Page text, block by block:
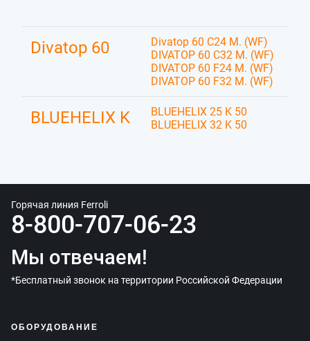
Divatop 60
Divatop 60 C24 M. (WF)
DIVATOP 60 C32 M. (WF)
DIVATOP 60 F24 M. (WF)
DIVATOP 60 F32 M. (WF)
BLUEHELIX K
BLUEHELIX 25 K 50
BLUEHELIX 32 K 50
Горячая линия Ferroli
8-800-707-06-23
Мы отвечаем!
*Бесплатный звонок на территории Российской Федерации
ОБОРУДОВАНИЕ